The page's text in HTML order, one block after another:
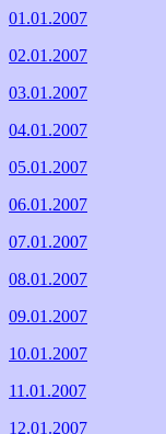
01.01.2007
02.01.2007
03.01.2007
04.01.2007
05.01.2007
06.01.2007
07.01.2007
08.01.2007
09.01.2007
10.01.2007
11.01.2007
12.01.2007